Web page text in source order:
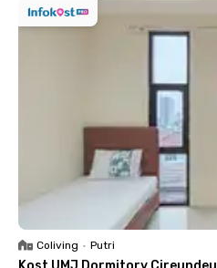
Coliving • Putri